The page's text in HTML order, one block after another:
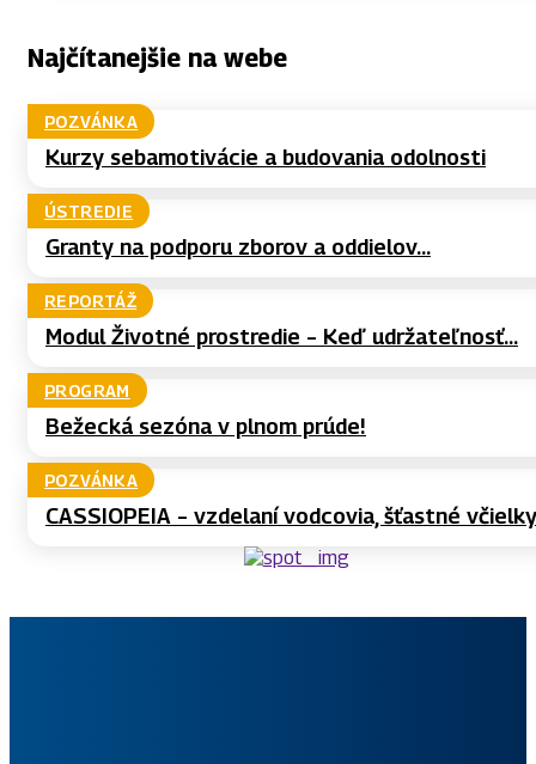
Najčítanejšie na webe
POZVÁNKA
Kurzy sebamotivácie a budovania odolnosti
ÚSTREDIE
Granty na podporu zborov a oddielov...
REPORTÁŽ
Modul Životné prostredie – Keď udržateľnosť...
PROGRAM
Bežecká sezóna v plnom prúde!
POZVÁNKA
CASSIOPEIA – vzdelaní vodcovia, šťastné